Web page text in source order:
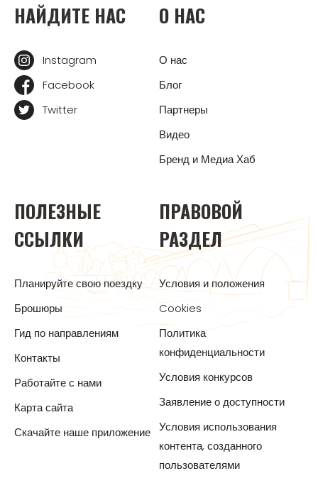
НАЙДИТЕ НАС
Instagram
Facebook
Twitter
О НАС
О нас
Блог
Партнеры
Видео
Бренд и Медиа Хаб
ПОЛЕЗНЫЕ
ССЫЛКИ
Планируйте свою поездку
Брошюры
Гид по направлениям
Контакты
Работайте с нами
Карта сайта
Скачайте наше приложение
ПРАВОВОЙ
РАЗДЕЛ
Условия и положения
Cookies
Политика
конфиденциальности
Условия конкурсов
Заявление о доступности
Условия использования
контента, созданного
пользователями